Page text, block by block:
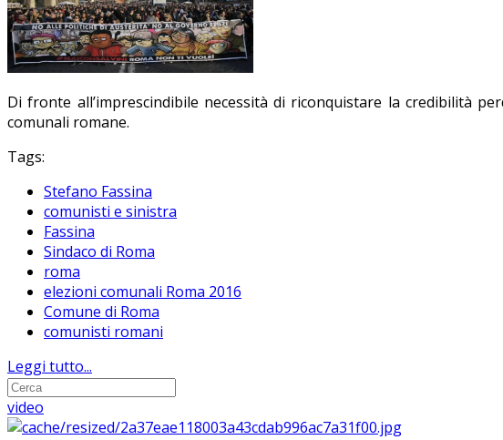
Di fronte all’imprescindibile necessità di riconquistare la credibilità
comunali romane.
Tags:
Stefano Fassina
comunisti e sinistra
Fassina
Sindaco di Roma
roma
elezioni comunali Roma 2016
Comune di Roma
comunisti romani
Leggi tutto...
video